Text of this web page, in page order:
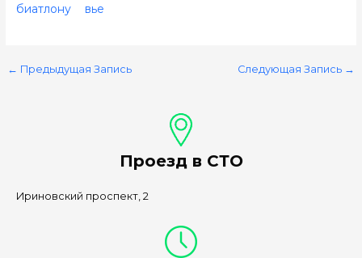
биатлону
вье
← Предыдущая Запись Следующая Запись →
Проезд в СТО
Ириновский проспект, 2